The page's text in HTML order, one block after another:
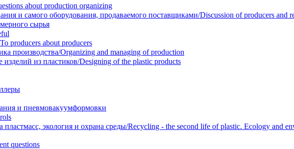
about production organizing
и самого оборудования, продаваемого поставщиками/Discussion of producers and
сырья
producers about producers
производства/Organizing and managing of production
из пластиков/Designing of the plastic products
и пневмовакуумформовки
экология и охрана среды/Recycling - the second life of plastic. Ecology and
questions